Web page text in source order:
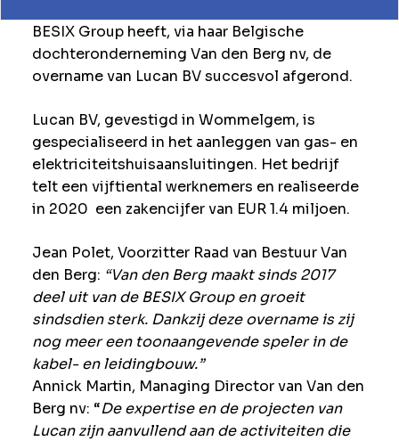
BESIX Group heeft, via haar Belgische
dochteronderneming Van den Berg nv, de
overname van Lucan BV succesvol afgerond.
Lucan BV, gevestigd in Wommelgem, is
gespecialiseerd in het aanleggen van gas- en
elektriciteitshuisaansluitingen. Het bedrijf
telt een vijftiental werknemers en realiseerde
in 2020 een zakencijfer van EUR 1.4 miljoen.
Jean Polet, Voorzitter Raad van Bestuur Van
den Berg: “Van den Berg maakt sinds 2017
deel uit van de BESIX Group en groeit
sindsdien sterk. Dankzij deze overname is zij
nog meer een toonaangevende speler in de
kabel- en leidingbouw.”
Annick Martin, Managing Director van Van den
Berg nv: “De expertise en de projecten van
Lucan zijn aanvullend aan de activiteiten die